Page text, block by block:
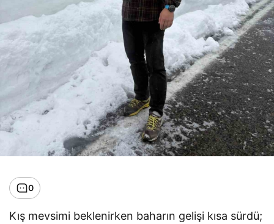
0
Kış mevsimi beklenirken baharın gelişi kısa sürdü;